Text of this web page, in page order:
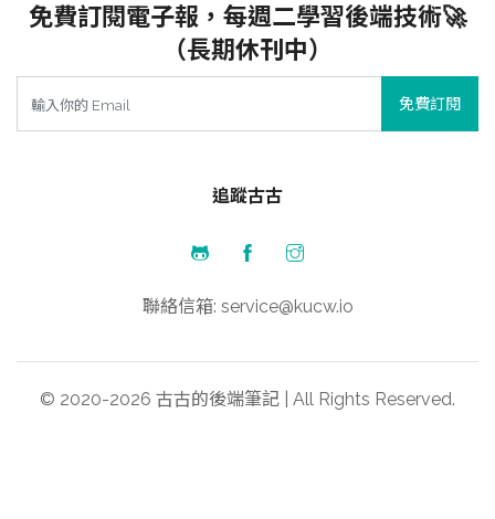
免費訂閱電子報，每週二學習後端技術🚀
（長期休刊中）
免費訂閱
追蹤古古
聯絡信箱: service@kucw.io
© 2020-2026 古古的後端筆記 | All Rights Reserved.